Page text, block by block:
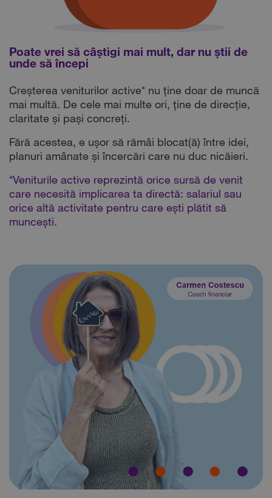
Poate vrei să câștigi mai mult, dar nu știi de
unde să începi
Creșterea veniturilor active* nu ține doar de muncă
mai multă. De cele mai multe ori, ține de direcție,
claritate și pași concreți.
Fără acestea, e ușor să rămâi blocat(ă) între idei,
planuri amânate și încercări care nu duc nicăieri.
*Veniturile active reprezintă orice sursă de venit
care necesită implicarea ta directă: salariul sau
orice altă activitate pentru care ești plătit să
muncești.